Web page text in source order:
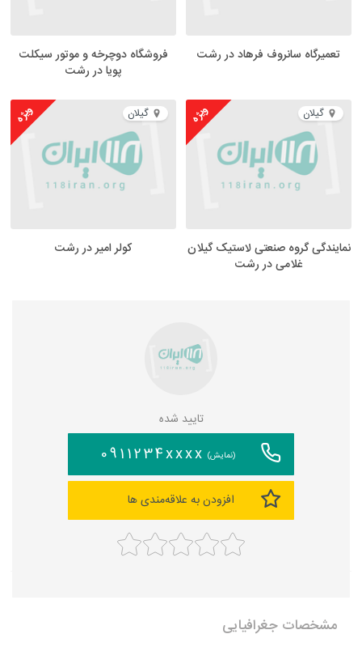
تعمیرگاه سانروف فرهاد در رشت
فروشگاه دوچرخه و موتور سیکلت
پویا در رشت
گیلان ویژه
نمایندگی گروه صنعتی لاستیک گیلان
غلامی در رشت
گیلان ویژه
کولر امیر در رشت
تایید شده
(نمایش) 0911234xxxx
افزودن به علاقه‌مندی ها
مشخصات جغرافیایی